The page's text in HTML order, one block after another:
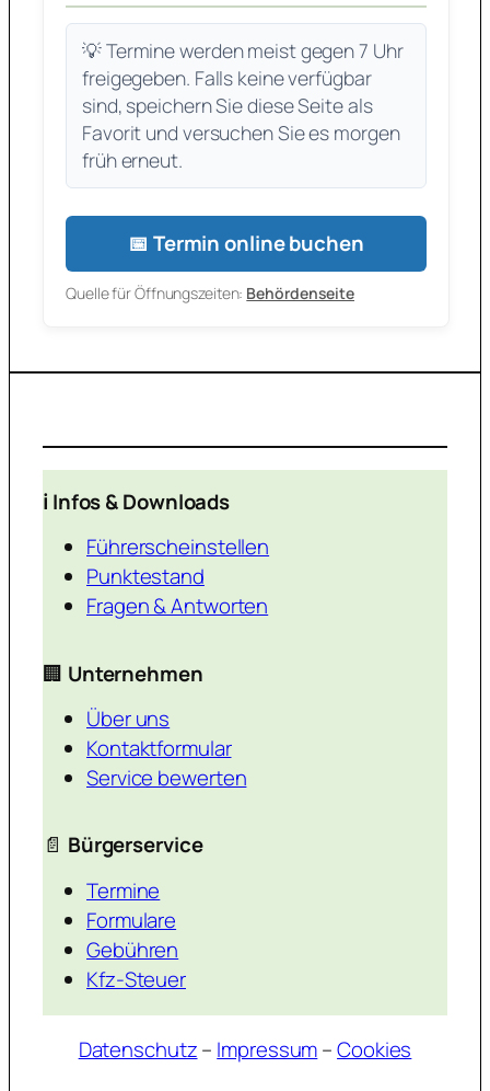
💡 Termine werden meist gegen 7 Uhr
freigegeben. Falls keine verfügbar
sind, speichern Sie diese Seite als
Favorit und versuchen Sie es morgen
früh erneut.
📅 Termin online buchen
Quelle für Öffnungszeiten: Behördenseite
ℹ️ Infos & Downloads
Führerscheinstellen
Punktestand
Fragen & Antworten
🏢 Unternehmen
Über uns
Kontaktformular
Service bewerten
📄 Bürgerservice
Termine
Formulare
Gebühren
Kfz-Steuer
Datenschutz– Impressum–Cookies